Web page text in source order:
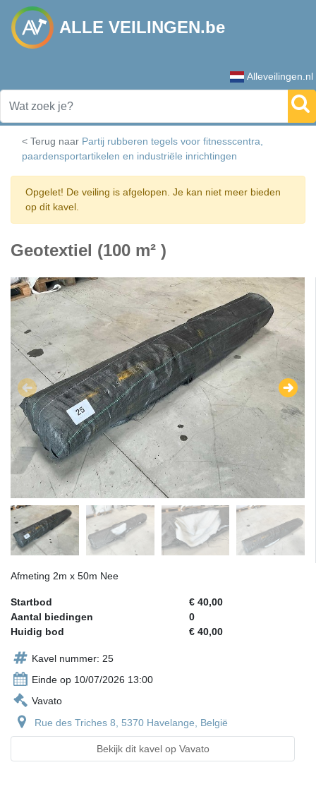
ALLE VEILINGEN.be
Alleveilingen.nl
< Terug naar Partij rubberen tegels voor fitnesscentra,
paardensportartikelen en industriële inrichtingen
Opgelet! De veiling is afgelopen. Je kan niet meer bieden
op dit kavel.
Geotextiel (100 m² )
Afmeting 2m x 50m Nee
Startbod
€ 40,00
Aantal biedingen
0
Huidig bod
€ 40,00
Kavel nummer: 25
Einde op 10/07/2026 13:00
Vavato
Rue des Triches 8, 5370 Havelange, België
Bekijk dit kavel op Vavato